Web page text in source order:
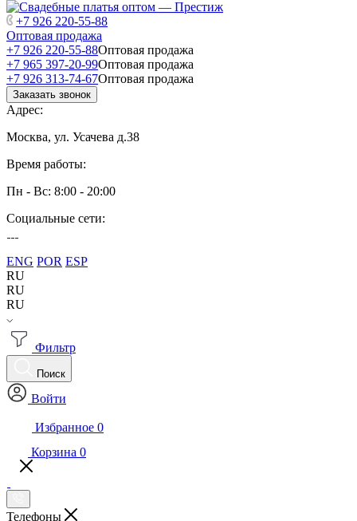
+7 926 220-55-88
Оптовая продажа
+7 926 220-55-88Оптовая продажа
+7 965 397-20-99Оптовая продажа
+7 926 313-74-67Оптовая продажа
Заказать звонок
Адрес:
Москва, ул. Усачева д.38
Время работы:
Пн - Вс: 8:00 - 20:00
Социальные сети:
ENG POR ESP
RU
RU
RU
Фильтр
Поиск
Войти
Избранное 0
Корзина 0
Телефоны